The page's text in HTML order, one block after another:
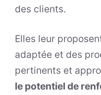
des clients.
Elles leur
adaptée et des
pertinents et
le potentiel de